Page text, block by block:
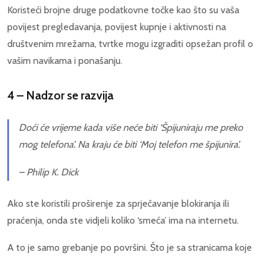
Koristeći brojne druge podatkovne točke kao što su vaša
povijest pregledavanja, povijest kupnje i aktivnosti na
društvenim mrežama, tvrtke mogu izgraditi opsežan profil o
vašim navikama i ponašanju.
4 – Nadzor se razvija
Doći će vrijeme kada više neće biti ‘Špijuniraju me preko
mog telefona’. Na kraju će biti ‘Moj telefon me špijunira’.
– Philip K. Dick
Ako ste koristili proširenje za sprječavanje blokiranja ili
praćenja, onda ste vidjeli koliko ‘smeća’ ima na internetu.
A to je samo grebanje po površini. Što je sa stranicama koje